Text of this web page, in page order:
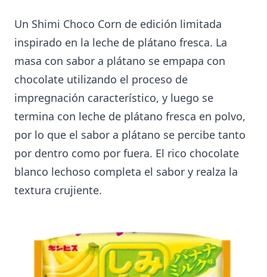
Un Shimi Choco Corn de edición limitada
inspirado en la leche de plátano fresca. La
masa con sabor a plátano se empapa con
chocolate utilizando el proceso de
impregnación característico, y luego se
termina con leche de plátano fresca en polvo,
por lo que el sabor a plátano se percibe tanto
por dentro como por fuera. El rico chocolate
blanco lechoso completa el sabor y realza la
textura crujiente.